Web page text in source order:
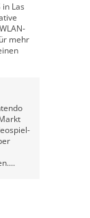
Las
mehr